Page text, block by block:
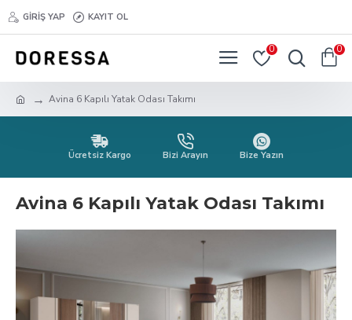
GIRIŞ YAP KAYIT OL
0 0
Avina 6 Kapılı Yatak Odası Takımı
Ücretsiz Kargo Bizi Arayın Bize Yazın
Avina 6 Kapılı Yatak Odası Takımı